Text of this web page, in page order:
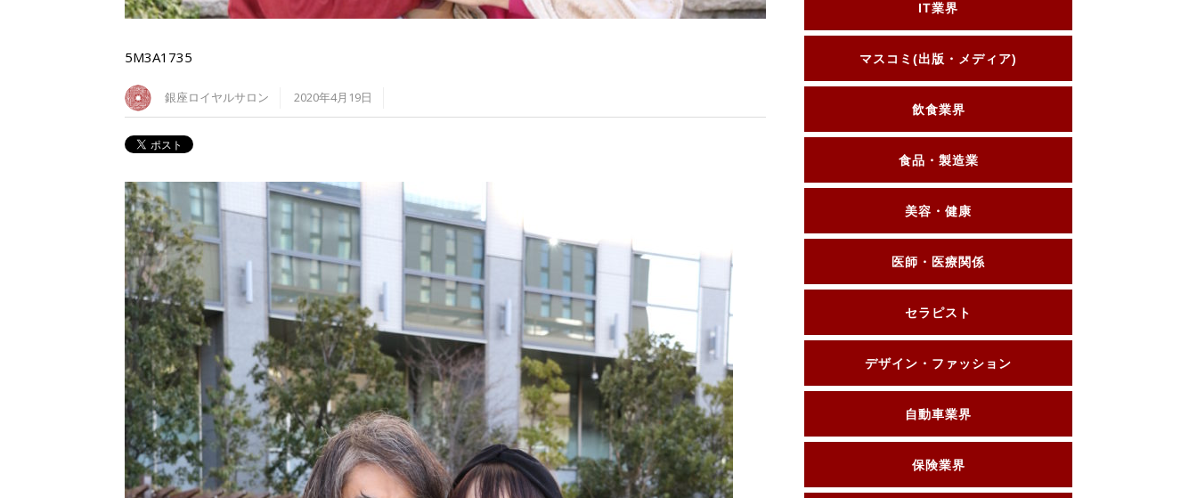
5M3A1735
銀座ロイヤルサロン 2020年4月19日
IT業界
マスコミ(出版・メディア)
飲食業界
食品・製造業
美容・健康
医師・医療関係
セラピスト
デザイン・ファッション
自動車業界
保険業界